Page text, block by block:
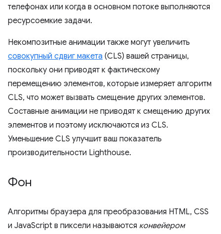
телефонах или когда в основном потоке выполняются
ресурсоемкие задачи.
Некомпозитные анимации также могут увеличить
совокупный сдвиг макета (CLS) вашей страницы,
поскольку они приводят к фактическому
перемещению элементов, которые измеряет алгоритм
CLS, что может вызвать смещение других элементов.
Составные анимации не приводят к смещению других
элементов и поэтому исключаются из CLS.
Уменьшение CLS улучшит ваш показатель
производительности Lighthouse.
Фон
Алгоритмы браузера для преобразования HTML, CSS
и JavaScript в пиксели называются конвейером